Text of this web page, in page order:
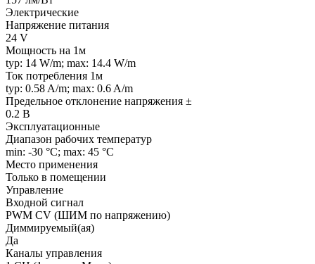
Электрические
Напряжение питания
24 V
Мощность на 1м
typ: 14 W/m; max: 14.4 W/m
Ток потребления 1м
typ: 0.58 A/m; max: 0.6 A/m
Предельное отклонение напряжения ±
0.2 В
Эксплуатационные
Диапазон рабочих температур
min: -30 °C; max: 45 °C
Место применения
Только в помещении
Управление
Входной сигнал
PWM СV (ШИМ по напряжению)
Диммируемый(ая)
Да
Каналы управления